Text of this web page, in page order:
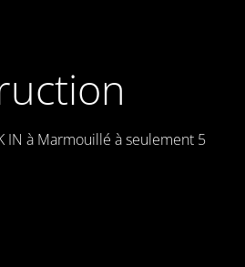
IN à Marmouillé à seulement 5